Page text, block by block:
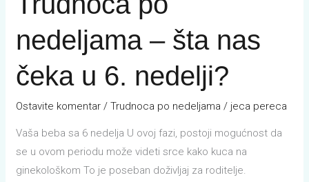
nedeljama – šta nas
čeka u 6. nedelji?
Ostavite komentar /Trudnoca po nedeljama / jeca pereca
Vaša beba sa 6 nedelja U ovoj fazi, postoji mogućnost da
se u ovom periodu može videti srce kako kuca na
ginekološkom To je poseban doživljaj za roditelje.
šta
nas
čeka
6.
nedelji?